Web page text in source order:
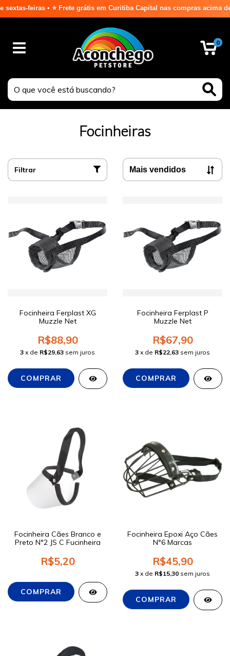
⭐ Frete grátis em Curitiba Capital nas compras acima de R$ 99,99⭐
0
Focinheiras
Filtrar
Focinheira Ferplast XG
Muzzle Net
R$88,90
3 x de R$29,63 sem juros
Focinheira Ferplast P
Muzzle Net
R$67,90
3 x de R$22,63 sem juros
Focinheira Cães Branco e
Preto N°2 JS C Fucinheira
R$5,20
Focinheira Epoxi Aço Cães
N°6 Marcas
R$45,90
3 x de R$15,30 sem juros